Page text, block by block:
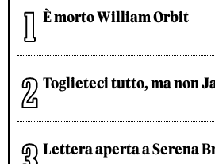
È morto William Orbit
Toglieteci tutto, ma non
Lettera aperta a Serena